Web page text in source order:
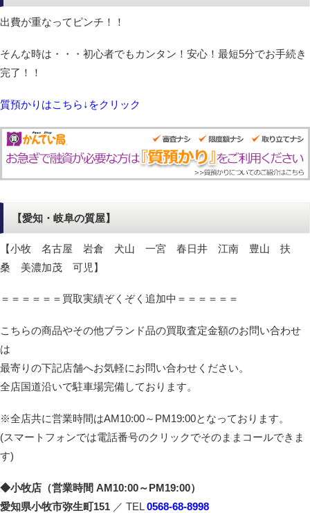
出費が重なってピンチ！！
そんな時は・・・初心者でもカンタン！安心！最短5分でお手続き
完了！！
質預かりはこちら↓をクリック
【愛知・岐阜の質屋】
【小牧 名古屋 岩倉 犬山 一宮 春日井 江南 豊山 扶
桑 美濃加茂 可児】
＝＝＝＝＝＝買取実績ぞくぞく追加中＝＝＝＝＝＝
こちらの商品やその他ブランド品の買取査定金額のお問い合わせ
は
最寄りの下記店舗へお気軽にお問い合わせください。
全店国道沿いで駐車場完備しております。
※全店共に営業時間はAM10:00～PM19:00となっております。
(スマートフォンでは電話番号のクリックでそのままコールできま
す)
◆小牧店（営業時間 AM10:00～PM19:00）
愛知県小牧市弥生町151 ／ TEL0568-68-8998